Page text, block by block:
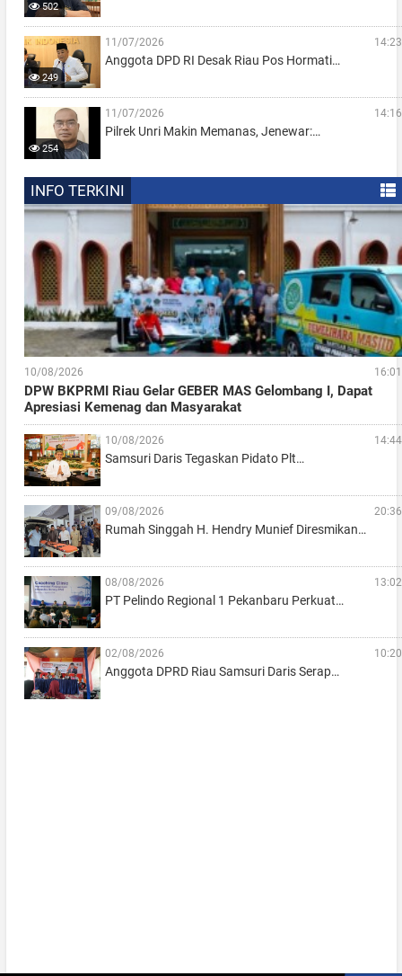
502
249
11/07/2026 14:23
Anggota DPD RI Desak Riau Pos Hormati…
254
11/07/2026 14:16
Pilrek Unri Makin Memanas, Jenewar:…
INFO TERKINI
10/08/2026 16:01
DPW BKPRMI Riau Gelar GEBER MAS Gelombang I, Dapat
Apresiasi Kemenag dan Masyarakat
10/08/2026 14:44
Samsuri Daris Tegaskan Pidato Plt…
09/08/2026 20:36
Rumah Singgah H. Hendry Munief Diresmikan…
08/08/2026 13:02
PT Pelindo Regional 1 Pekanbaru Perkuat…
02/08/2026 10:20
Anggota DPRD Riau Samsuri Daris Serap…